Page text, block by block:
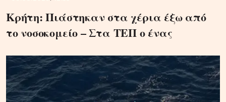
Κρήτη: Πιάστηκαν στα χέρια έξω από
το νοσοκομείο – Στα ΤΕΠ ο ένας